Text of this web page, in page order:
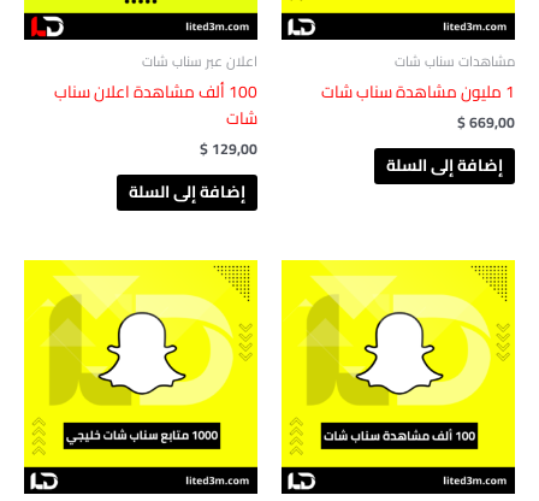
مشاهدات سناب شات
1 مليون مشاهدة ‏‏سناب شات
$669,00
إضافة إلى السلة
اعلان عبر سناب شات
100 ألف مشاهدة اعلان سناب
شات
$129,00
إضافة إلى السلة